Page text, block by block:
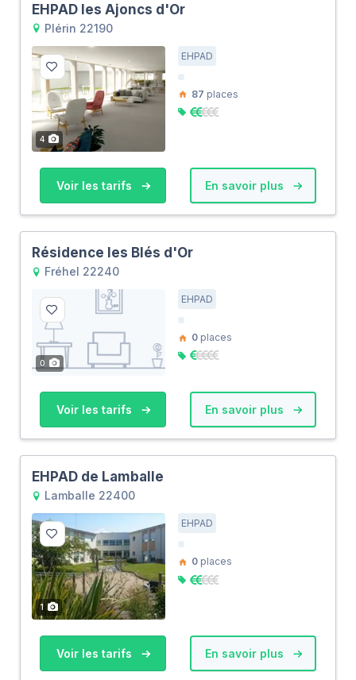
EHPAD les Ajoncs d'Or
Plérin 22190
4
EHPAD
87 places
Voir les tarifs En savoir plus
Résidence les Blés d'Or
Fréhel 22240
0
EHPAD
0 places
Voir les tarifs En savoir plus
EHPAD de Lamballe
Lamballe 22400
1
EHPAD
0 places
Voir les tarifs En savoir plus